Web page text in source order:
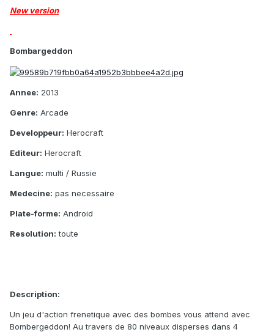
New version
Bombargeddon
Annee: 2013
Genre: Arcade
Developpeur: Herocraft
Editeur: Herocraft
Langue: multi / Russie
Medecine: pas necessaire
Plate-forme: Android
Resolution: toute
Description:
Un jeu d'action frenetique avec des bombes vous attend avec
Bombergeddon! Au travers de 80 niveaux disperses dans 4